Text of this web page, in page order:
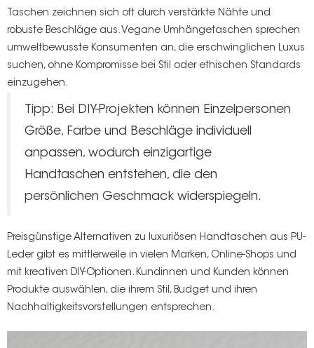
Taschen zeichnen sich oft durch verstärkte Nähte und
robuste Beschläge aus. Vegane Umhängetaschen sprechen
umweltbewusste Konsumenten an, die erschwinglichen Luxus
suchen, ohne Kompromisse bei Stil oder ethischen Standards
einzugehen.
Tipp: Bei DIY-Projekten können Einzelpersonen
Größe, Farbe und Beschläge individuell
anpassen, wodurch einzigartige
Handtaschen entstehen, die den
persönlichen Geschmack widerspiegeln.
Preisgünstige Alternativen zu luxuriösen Handtaschen aus PU-
Leder gibt es mittlerweile in vielen Marken, Online-Shops und
mit kreativen DIY-Optionen. Kundinnen und Kunden können
Produkte auswählen, die ihrem Stil, Budget und ihren
Nachhaltigkeitsvorstellungen entsprechen.